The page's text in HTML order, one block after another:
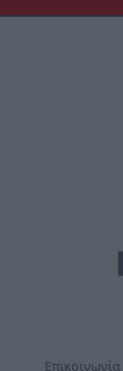
Επικοινωνία